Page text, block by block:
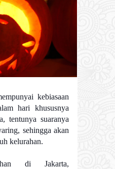
kebiasaan
hari khususnya
tentunya suaranya
sehingga akan
kelurahan.
di Jakarta,